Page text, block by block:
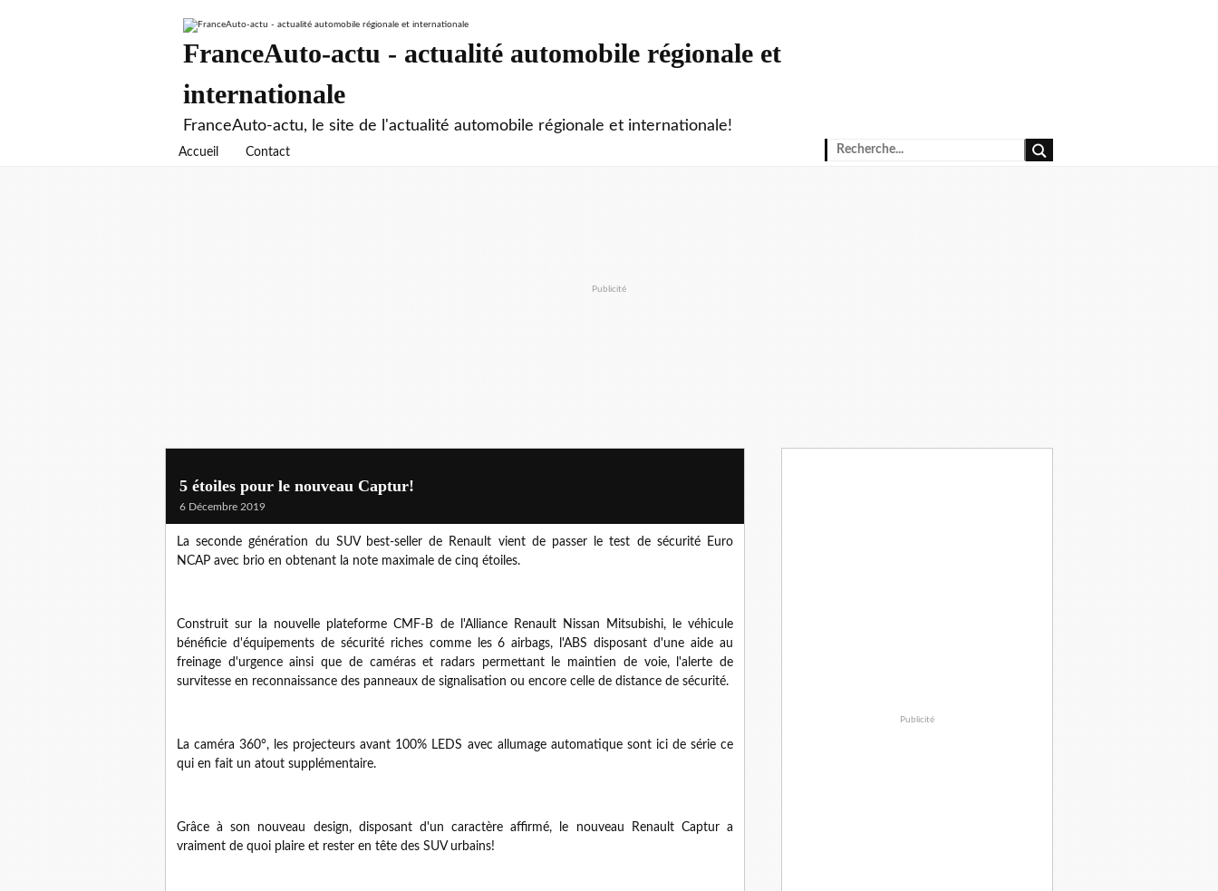
FranceAuto-actu - actualité automobile régionale et
internationale
FranceAuto-actu, le site de l'actualité automobile régionale et internationale!
Accueil Contact
Publicité
5 étoiles pour le nouveau Captur!
6 Décembre 2019
La seconde génération du SUV best-seller de Renault vient de passer le test de sécurité Euro
NCAP avec brio en obtenant la note maximale de cinq étoiles.
Construit sur la nouvelle plateforme CMF-B de l'Alliance Renault Nissan Mitsubishi, le véhicule
bénéficie d'équipements de sécurité riches comme les 6 airbags, l'ABS disposant d'une aide au
freinage d'urgence ainsi que de caméras et radars permettant le maintien de voie, l'alerte de
survitesse en reconnaissance des panneaux de signalisation ou encore celle de distance de sécurité.
La caméra 360°, les projecteurs avant 100% LEDS avec allumage automatique sont ici de série ce
qui en fait un atout supplémentaire.
Grâce à son nouveau design, disposant d'un caractère affirmé, le nouveau Renault Captur a
vraiment de quoi plaire et rester en tête des SUV urbains!
Publicité